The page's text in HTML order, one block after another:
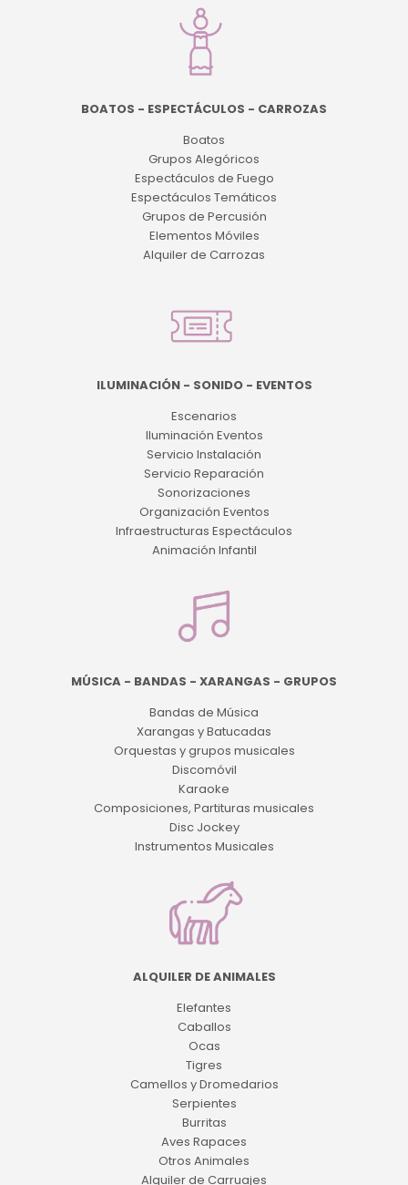
BOATOS - ESPECTÁCULOS - CARROZAS
Boatos
Grupos Alegóricos
Espectáculos de Fuego
Espectáculos Temáticos
Grupos de Percusión
Elementos Móviles
Alquiler de Carrozas
ILUMINACIÓN - SONIDO - EVENTOS
Escenarios
Iluminación Eventos
Servicio Instalación
Servicio Reparación
Sonorizaciones
Organización Eventos
Infraestructuras Espectáculos
Animación Infantil
MÚSICA - BANDAS - XARANGAS - GRUPOS
Bandas de Música
Xarangas y Batucadas
Orquestas y grupos musicales
Discomóvil
Karaoke
Composiciones, Partituras musicales
Disc Jockey
Instrumentos Musicales
ALQUILER DE ANIMALES
Elefantes
Caballos
Ocas
Tigres
Camellos y Dromedarios
Serpientes
Burritas
Aves Rapaces
Otros Animales
Alquiler de Carruajes